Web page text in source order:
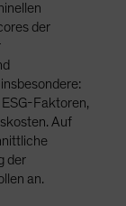
der
Faktoren,
Auf
der
an.